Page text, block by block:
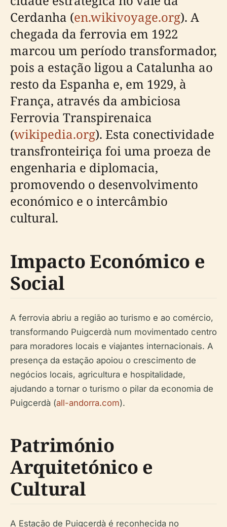
Cerdanha (en.wikivoyage.org). A
chegada da ferrovia em 1922
marcou um período transformador,
pois a estação ligou a Catalunha ao
resto da Espanha e, em 1929, à
França, através da ambiciosa
Ferrovia Transpirenaica
(wikipedia.org). Esta conectividade
transfronteiriça foi uma proeza de
engenharia e diplomacia,
promovendo o desenvolvimento
económico e o intercâmbio
cultural.
Impacto Económico e
Social
A ferrovia abriu a região ao turismo e ao comércio,
transformando Puigcerdà num movimentado centro
para moradores locais e viajantes internacionais. A
presença da estação apoiou o crescimento de
negócios locais, agricultura e hospitalidade,
ajudando a tornar o turismo o pilar da economia de
Puigcerdà (all-andorra.com).
Património
Arquitetónico e
Cultural
A Estação de Puigcerdà é reconhecida no